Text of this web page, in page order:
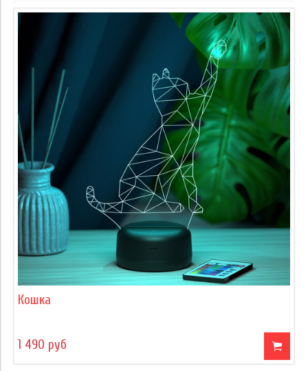
Кошка
1 490 руб